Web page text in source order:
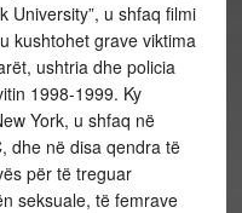
University”, u shfaq filmi
kushtohet grave viktima
ushtria dhe policia
1998-1999. Ky
York, u shfaq në
dhe në disa qendra të
për të treguar
seksuale, të femrave